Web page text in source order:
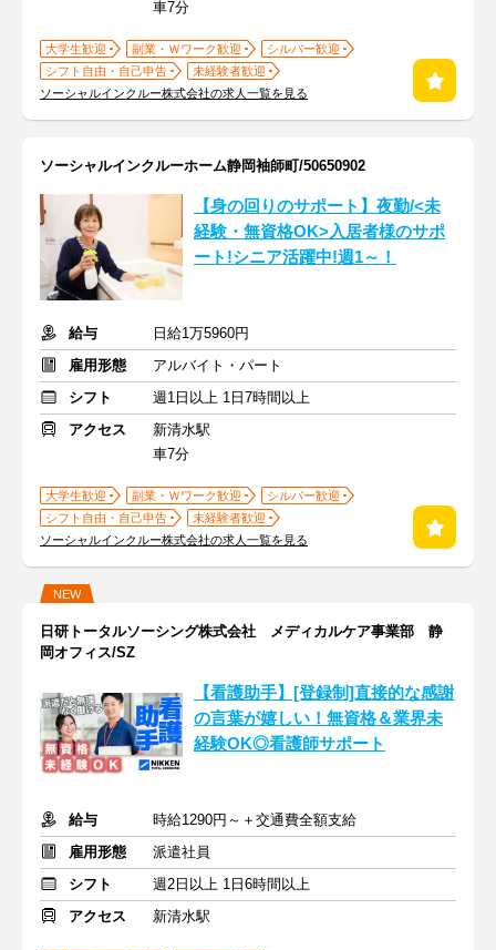
車7分
大学生歓迎 副業・Ｗワーク歓迎
シルバー歓迎
シフト自由・自己申告
未経験者歓迎
ソーシャルインクルー株式会社の求人一覧を見る
ソーシャルインクルーホーム静岡袖師町/50650902
【身の回りのサポート】夜勤/<未
経験・無資格OK>入居者様のサポ
ート!シニア活躍中!週1～！
給与
日給1万5960円
雇用形態
アルバイト・パート
シフト
週1日以上 1日7時間以上
アクセス
新清水駅
車7分
大学生歓迎 副業・Ｗワーク歓迎
シルバー歓迎
シフト自由・自己申告
未経験者歓迎
ソーシャルインクルー株式会社の求人一覧を見る
NEW
日研トータルソーシング株式会社 メディカルケア事業部 静
岡オフィス/SZ
【看護助手】[登録制]直接的な感謝
の言葉が嬉しい！無資格＆業界未
経験OK◎看護師サポート
給与
時給1290円～＋交通費全額支給
雇用形態
派遣社員
シフト
週2日以上 1日6時間以上
アクセス
新清水駅